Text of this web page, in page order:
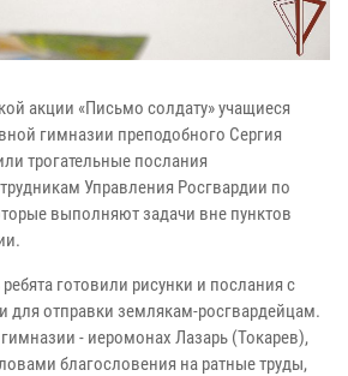
акции «Письмо солдату» учащиеся
гимназии преподобного Сергия
трогательные послания
Управления Росгвардии по
выполняют задачи вне пунктов
готовили рисунки и послания с
отправки землякам-росгвардейцам.
- иеромонах Лазарь (Токарев),
благословения на ратные труды,